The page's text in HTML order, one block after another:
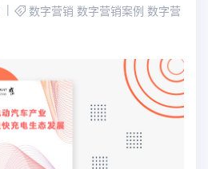
数字营销 数字营销案例 数字营